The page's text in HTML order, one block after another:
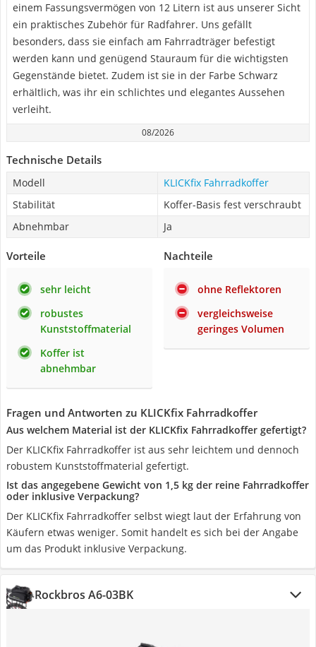
einem Fassungsvermögen von 12 Litern ist aus unserer Sicht
ein praktisches Zubehör für Radfahrer. Uns gefällt
besonders, dass sie einfach am Fahrradträger befestigt
werden kann und genügend Stauraum für die wichtigsten
Gegenstände bietet. Zudem ist sie in der Farbe Schwarz
erhältlich, was ihr ein schlichtes und elegantes Aussehen
verleiht.
08/2026
Technische Details
Modell
KLICKfix Fahrradkoffer
Stabilität
Koffer-Basis fest verschraubt
Abnehmbar
Ja
Vorteile
sehr leicht
robustes
Kunststoffmaterial
Koffer ist
abnehmbar
Nachteile
ohne Reflektoren
vergleichsweise
geringes Volumen
Fragen und Antworten zu KLICKfix Fahrradkoffer
Aus welchem Material ist der KLICKfix Fahrradkoffer gefertigt?
Der KLICKfix Fahrradkoffer ist aus sehr leichtem und dennoch
robustem Kunststoffmaterial gefertigt.
Ist das angegebene Gewicht von 1,5 kg der reine Fahrradkoffer
oder inklusive Verpackung?
Der KLICKfix Fahrradkoffer selbst wiegt laut der Erfahrung von
Käufern etwas weniger. Somit handelt es sich bei der Angabe
um das Produkt inklusive Verpackung.
Rockbros A6-03BK